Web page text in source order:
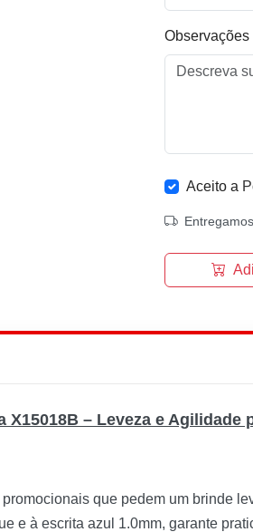
Observações
Aceito a
X15018B – Leveza e
que pedem um brinde
e à escrita azul 1.0mm, garante